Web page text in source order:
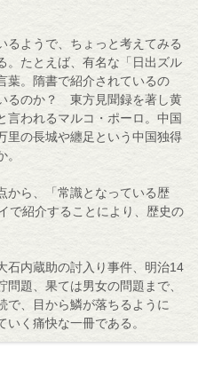
ようで、ちょっと考えてみる
。たとえば、有名な「日出ズル
葉。隋書で紹介されているの
るのか？ 東方見聞録を著し黄
言われるマルコ・ポーロ。中国
里の長城や纏足という中国独得
ら、「常識となっている歴
で紹介することにより、歴史の
内蔵助の討入り事件、明治14
題、果ては男女の問題まで、
で、目から鱗が落ちるように
いく痛快な一冊である。